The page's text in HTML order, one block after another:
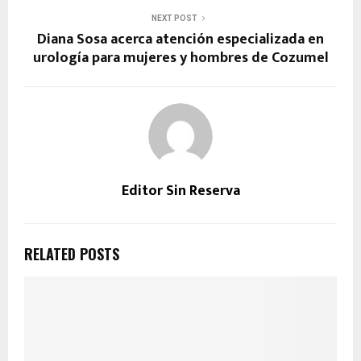
NEXT POST
Diana Sosa acerca atención especializada en
urología para mujeres y hombres de Cozumel
Editor Sin Reserva
RELATED POSTS